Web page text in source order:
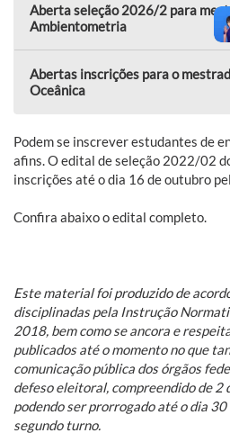
Aberta seleção 2026/2 para
Ambientometria
Abertas inscrições para o
Oceânica
Podem se inscrever estudantes de
afins. O edital de seleção 2022/02
inscrições até o dia 16 de outubro
Confira abaixo o edital completo.
Este material foi produzido de
disciplinadas pela Instrução
2018, bem como se ancora e
publicados até o momento no que
comunicação pública dos órgãos
defeso eleitoral, compreendido de 2
podendo ser prorrogado até o dia 30
segundo turno.